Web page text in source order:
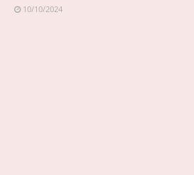
10/10/2024